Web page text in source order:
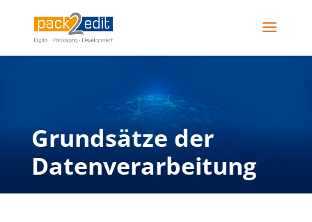
Grundsätze der
Datenverarbeitung